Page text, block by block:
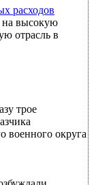
расходов
на высокую
отрасль в
трое
военного округа